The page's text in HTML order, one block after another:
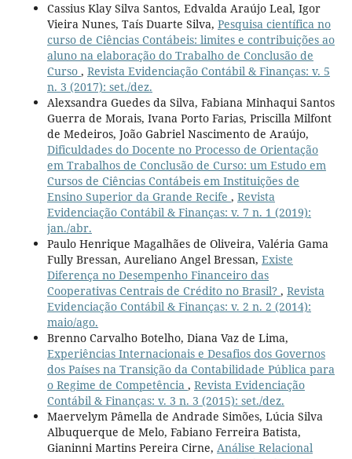
Cassius Klay Silva Santos, Edvalda Araújo Leal, Igor
Vieira Nunes, Taís Duarte Silva, Pesquisa científica no
curso de Ciências Contábeis: limites e contribuições ao
aluno na elaboração do Trabalho de Conclusão de
Curso , Revista Evidenciação Contábil & Finanças: v. 5
n. 3 (2017): set./dez.
Alexsandra Guedes da Silva, Fabiana Minhaqui Santos
Guerra de Morais, Ivana Porto Farias, Priscilla Milfont
de Medeiros, João Gabriel Nascimento de Araújo,
Dificuldades do Docente no Processo de Orientação
em Trabalhos de Conclusão de Curso: um Estudo em
Cursos de Ciências Contábeis em Instituições de
Ensino Superior da Grande Recife , Revista
Evidenciação Contábil & Finanças: v. 7 n. 1 (2019):
jan./abr.
Paulo Henrique Magalhães de Oliveira, Valéria Gama
Fully Bressan, Aureliano Angel Bressan, Existe
Diferença no Desempenho Financeiro das
Cooperativas Centrais de Crédito no Brasil? , Revista
Evidenciação Contábil & Finanças: v. 2 n. 2 (2014):
maio/ago.
Brenno Carvalho Botelho, Diana Vaz de Lima,
Experiências Internacionais e Desafios dos Governos
dos Países na Transição da Contabilidade Pública para
o Regime de Competência , Revista Evidenciação
Contábil & Finanças: v. 3 n. 3 (2015): set./dez.
Maervelym Pâmella de Andrade Simões, Lúcia Silva
Albuquerque de Melo, Fabiano Ferreira Batista,
Gianinni Martins Pereira Cirne, Análise Relacional